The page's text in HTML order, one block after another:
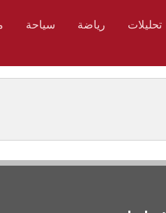
تحليلات رياضة سياحة